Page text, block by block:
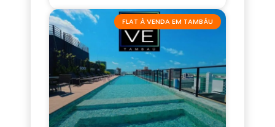
FLAT À VENDA EM TAMBÁU